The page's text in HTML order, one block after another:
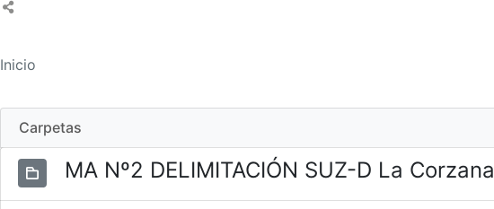
Inicio
Carpetas
MA Nº2 DELIMITACIÓN SUZ-D La Corzana